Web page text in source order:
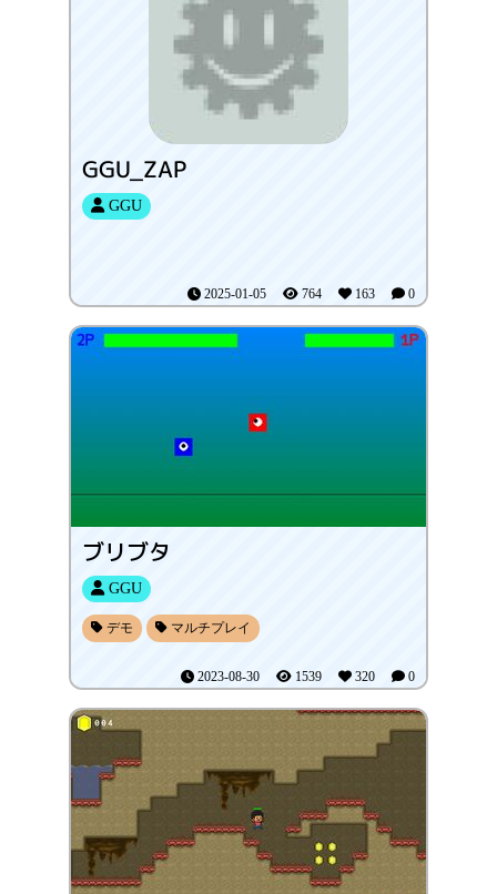
GGU_ZAP
GGU
2025-01-05 764 163 0
ブリブタ
GGU
デモ マルチプレイ
2023-08-30 1539 320 0